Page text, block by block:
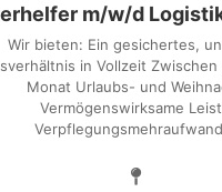
m/w/d
Wir bieten: Ein gesichertes,
in Vollzeit
Monat Urlaubs- und
Vermögenswirksame